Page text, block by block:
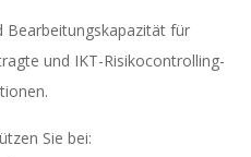
Bearbeitungskapazität für
und IKT-Risikocontrolling-
Sie bei: